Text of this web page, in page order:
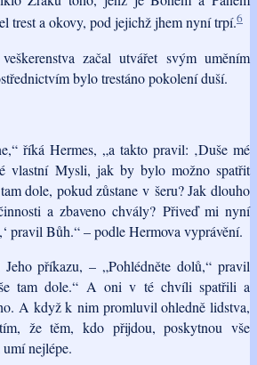
trest a okovy, pod jejichž jhem nyní trpí.6
začal utvářet svým uměním
bylo trestáno pokolení duší.
říká Hermes, „a takto pravil: ‚Duše mé
vlastní Mysli, jak by bylo možno spatřit
dole, pokud zůstane v šeru? Jak dlouho
a zbaveno chvály? Přiveď mi nyní
pravil Bůh.“ – podle Hermova vyprávění.
příkazu, – „Pohlédněte dolů,“ pravil
tam dole.“ A oni v té chvíli spatřili a
A když k nim promluvil ohledně lidstva,
že těm, kdo přijdou, poskytnou vše
nejlépe.